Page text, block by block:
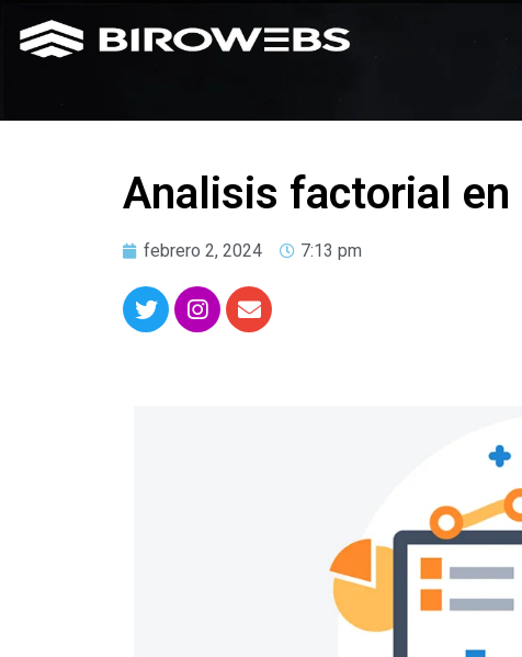
Analisis factorial en
febrero 2, 2024 7:13 pm